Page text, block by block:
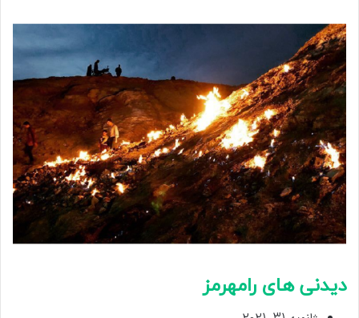
دیدنی های رامهرمز